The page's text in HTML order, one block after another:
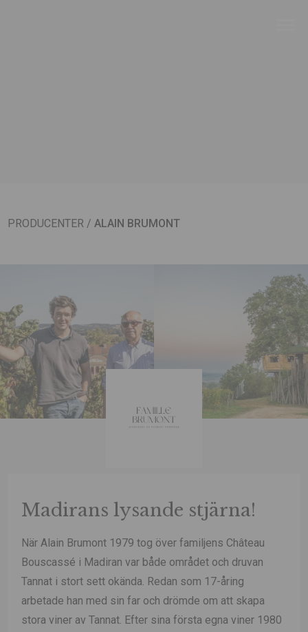
PRODUCENTER /ALAIN BRUMONT
Madirans lysande stjärna!
När Alain Brumont 1979 tog över familjens Château
Bouscassé i Madiran var både området och druvan
Tannat i stort sett okända. Redan som 17-åring
arbetade han med sin far och drömde om att skapa
stora viner av Tannat. Efter sina första egna viner 1980